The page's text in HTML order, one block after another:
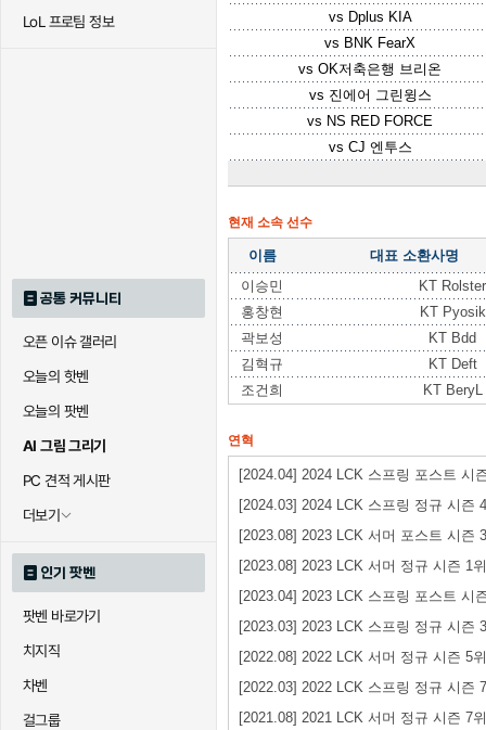
LoL 프로팀 정보
공통 커뮤니티
오픈 이슈 갤러리
오늘의 핫벤
오늘의 팟벤
AI 그림 그리기
PC 견적 게시판
더보기
인기 팟벤
팟벤 바로가기
치지직
차벤
걸그룹
vs Dplus KIA
vs BNK FearX
vs OK저축은행 브리온
vs 진에어 그린윙스
vs NS RED FORCE
vs CJ 엔투스
현재 소속 선수
이름
대표 소환사명
이승민
KT Rolster
홍창현
KT Pyosik
곽보성
KT Bdd
김혁규
KT Deft
조건희
KT BeryL
연혁
[2024.04] 2024 LCK 스프링 포스트 시
[2024.03] 2024 LCK 스프링 정규 시즌
[2023.08] 2023 LCK 서머 포스트 시즌
[2023.08] 2023 LCK 서머 정규 시즌 1위
[2023.04] 2023 LCK 스프링 포스트 시
[2023.03] 2023 LCK 스프링 정규 시즌
[2022.08] 2022 LCK 서머 정규 시즌 5위
[2022.03] 2022 LCK 스프링 정규 시즌
[2021.08] 2021 LCK 서머 정규 시즌 7위